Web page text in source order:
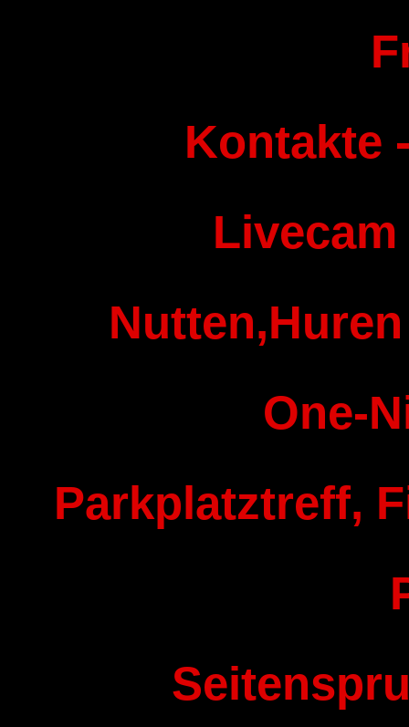
Kontakte
One-
Parkplatztreff,